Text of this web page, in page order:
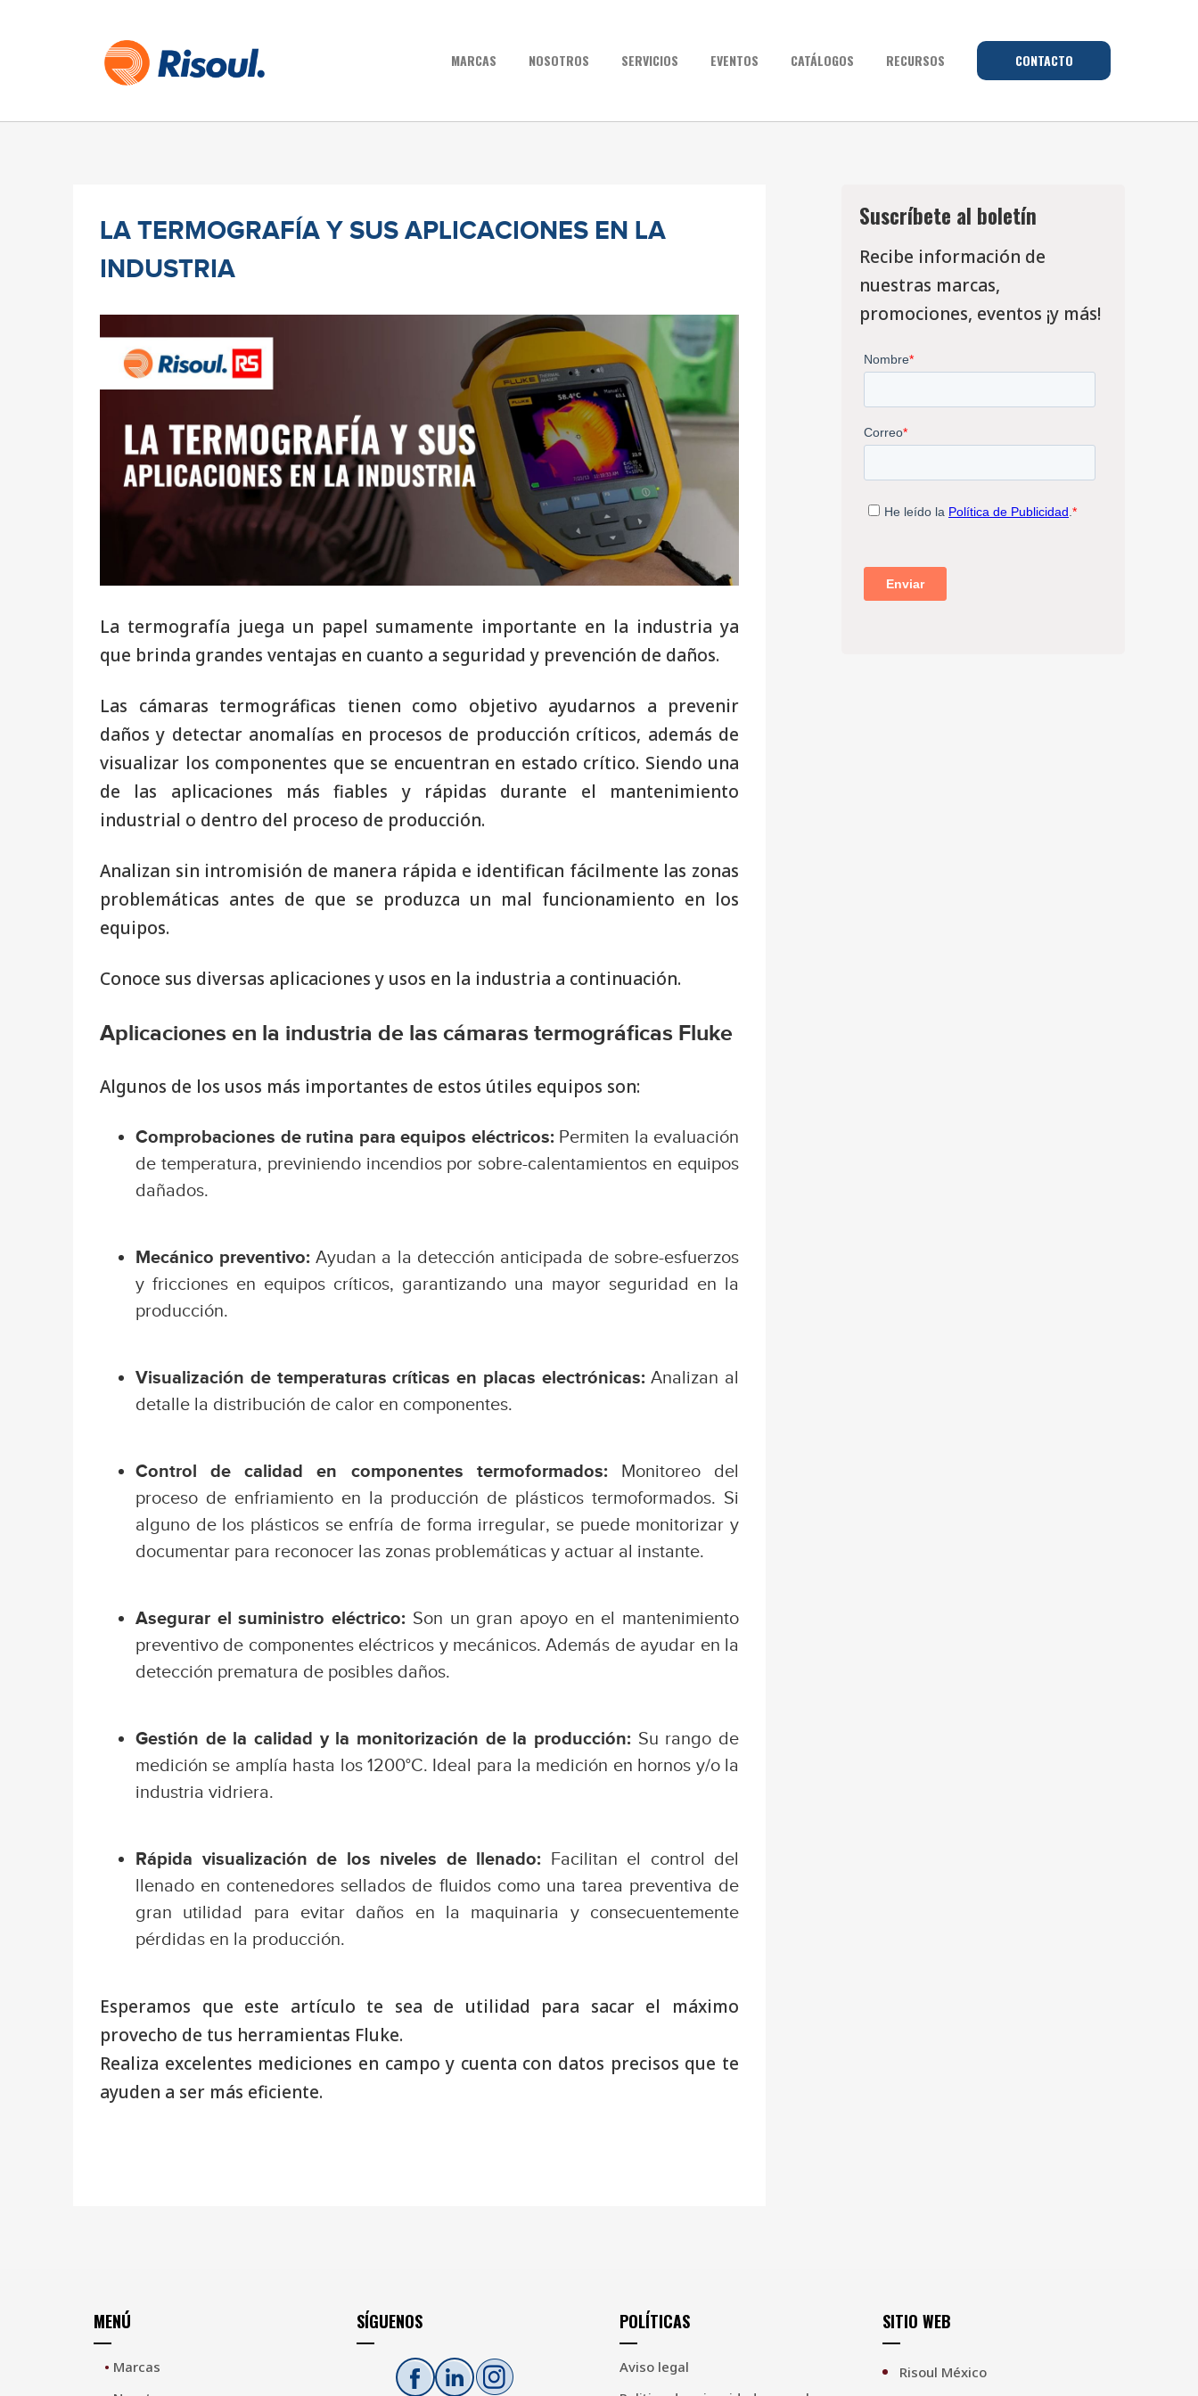
MARCAS NOSOTROS SERVICIOS EVENTOS CATÁLOGOS RECURSOS CONTACTO
LA TERMOGRAFÍA Y SUS APLICACIONES EN LA
INDUSTRIA
La termografía juega un papel sumamente importante en la industria ya
que brinda grandes ventajas en cuanto a seguridad y prevención de daños.
Las cámaras termográficas tienen como objetivo ayudarnos a prevenir
daños y detectar anomalías en procesos de producción críticos, además de
visualizar los componentes que se encuentran en estado crítico. Siendo una
de las aplicaciones más fiables y rápidas durante el mantenimiento
industrial o dentro del proceso de producción.
Analizan sin intromisión de manera rápida e identifican fácilmente las zonas
problemáticas antes de que se produzca un mal funcionamiento en los
equipos.
Conoce sus diversas aplicaciones y usos en la industria a continuación.
Aplicaciones en la industria de las cámaras termográficas Fluke
Algunos de los usos más importantes de estos útiles equipos son:
Comprobaciones de rutina para equipos eléctricos:Permiten la evaluación
de temperatura, previniendo incendios por sobre-calentamientos en equipos
dañados.
Mecánico preventivo:Ayudan a la detección anticipada de sobre-esfuerzos
y fricciones en equipos críticos, garantizando una mayor seguridad en la
producción.
Visualización de temperaturas críticas en placas electrónicas:Analizan al
detalle la distribución de calor en componentes.
Control de calidad en componentes termoformados:Monitoreo del
proceso de enfriamiento en la producción de plásticos termoformados. Si
alguno de los plásticos se enfría de forma irregular, se puede monitorizar y
documentar para reconocer las zonas problemáticas y actuar al instante.
Asegurar el suministro eléctrico: Son un gran apoyo en el mantenimiento
preventivo de componentes eléctricos y mecánicos. Además de ayudar en la
detección prematura de posibles daños.
Gestión de la calidad y la monitorización de la producción: Su rango de
medición se amplía hasta los 1200°C. Ideal para la medición en hornos y/o la
industria vidriera.
Rápida visualización de los niveles de llenado: Facilitan el control del
llenado en contenedores sellados de fluidos como una tarea preventiva de
gran utilidad para evitar daños en la maquinaria y consecuentemente
pérdidas en la producción.
Esperamos que este artículo te sea de utilidad para sacar el máximo
provecho de tus herramientas Fluke.
Realiza excelentes mediciones en campo y cuenta con datos precisos que te
ayuden a ser más eficiente.
Suscríbete al boletín
Recibe información de
nuestras marcas,
promociones, eventos ¡y más!
MENÚ
• Marcas
SÍGUENOS POLÍTICAS
Aviso legal
SITIO WEB
Risoul México